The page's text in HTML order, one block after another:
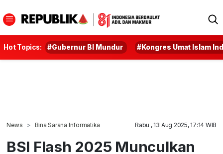
Hot Topics: #Gubernur BI Mundur #Kongres Umat Islam
News Bina Sarana Informatika Rabu , 13 Aug 2025, 17:14 WIB
BSI Flash 2025 Munculkan